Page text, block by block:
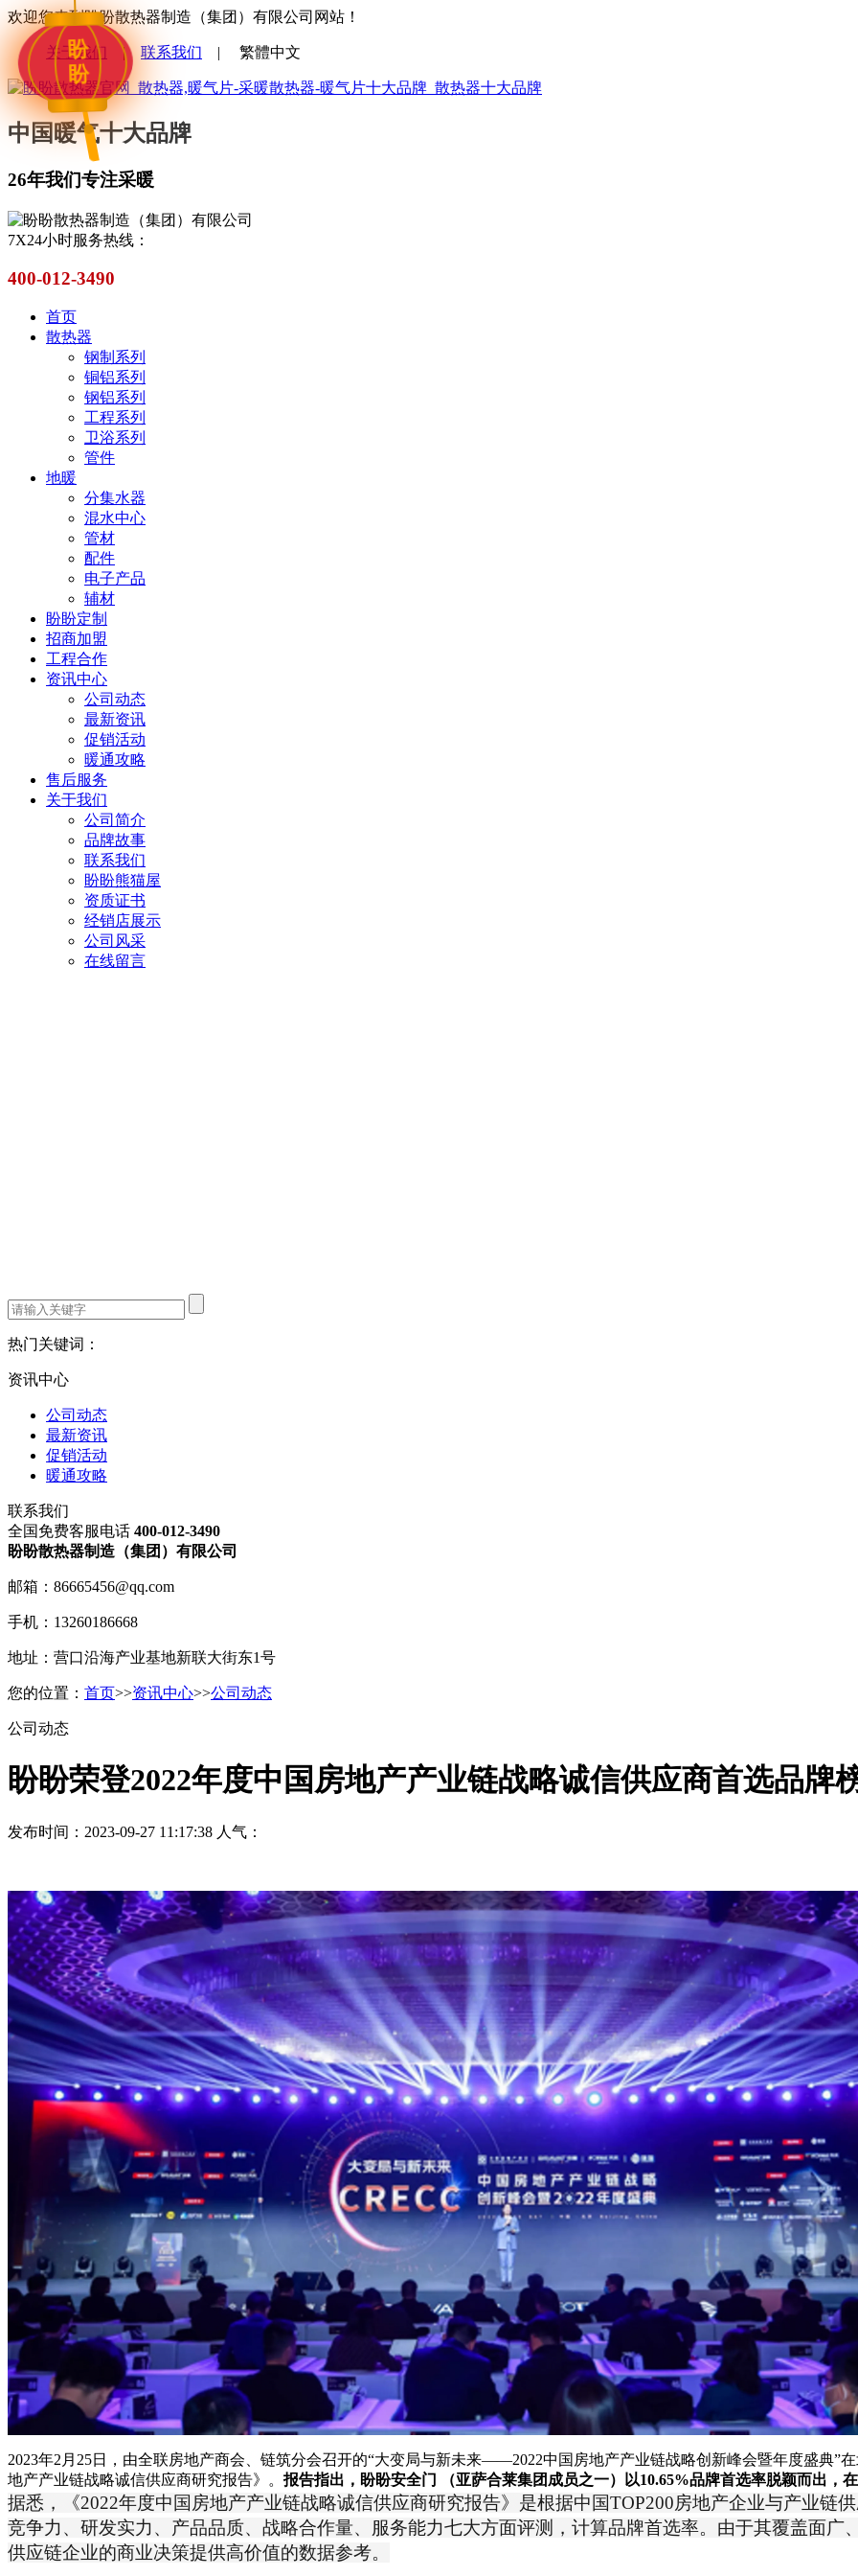
欢迎您来到盼盼散热器制造（集团）有限公司网站！
关于我们 | 联系我们 | 繁體中文
中国暖气十大品牌
26年我们专注采暖
7X24小时服务热线：
400-012-3490
首页
散热器
钢制系列
铜铝系列
钢铝系列
工程系列
卫浴系列
管件
地暖
分集水器
混水中心
管材
配件
电子产品
辅材
盼盼定制
招商加盟
工程合作
资讯中心
公司动态
最新资讯
促销活动
暖通攻略
售后服务
关于我们
公司简介
品牌故事
联系我们
盼盼熊猫屋
资质证书
经销店展示
公司风采
在线留言
热门关键词：
资讯中心
公司动态
最新资讯
促销活动
暖通攻略
联系我们
全国免费客服电话 400-012-3490
盼盼散热器制造（集团）有限公司
邮箱：86665456@qq.com
手机：13260186668
地址：营口沿海产业基地新联大街东1号
您的位置： 首页>>资讯中心>>公司动态
公司动态
盼盼荣登2022年度中国房地产产业链战略诚信供应商首选品牌
发布时间：2023-09-27 11:17:38 人气：
2023年2月25日，由全联房地产商会、链筑分会召开的“大变局与新未来——2022中国房地产产业链战略创新峰会暨年度盛典”
地产产业链战略诚信供应商研究报告》。 报告指出，盼盼安全门 （亚萨合莱集团成员之一）以10.65%品牌首选率脱颖而出，
据悉，《2022年度中国房地产产业链战略诚信供应商研究报告》是根据中国TOP200房地产企业与产业链
竞争力、研发实力、产品品质、战略合作量、服务能力七大方面评测，计算品牌首选率。由于其覆盖面
供应链企业的商业决策提供高价值的数据参考。
盼
盼